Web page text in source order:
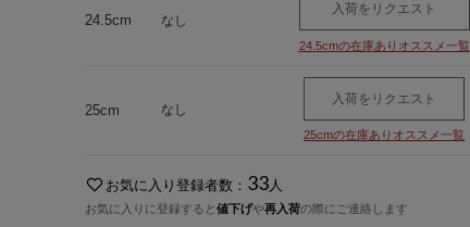
24.5cm なし
入荷をリクエスト
24.5cmの在庫ありオススメ一覧
25cm なし
入荷をリクエスト
25cmの在庫ありオススメ一覧
お気に入り登録者数： 33 人
お気に入りに登録すると値下げや再入荷の際にご連絡します